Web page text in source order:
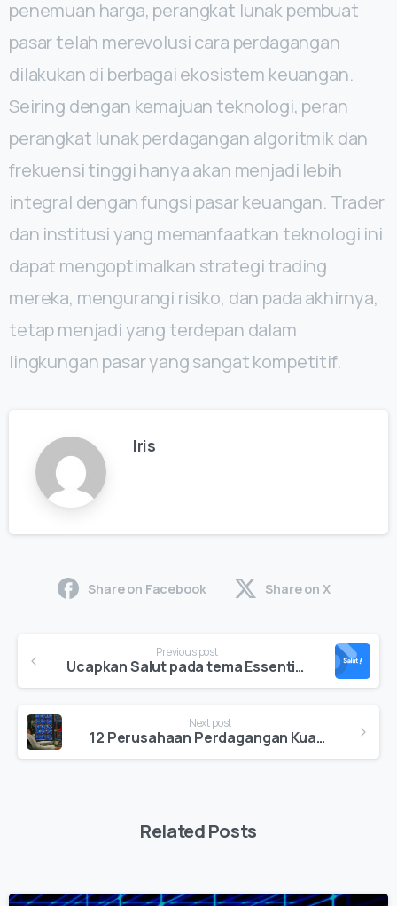
penemuan harga, perangkat lunak pembuat
pasar telah merevolusi cara perdagangan
dilakukan di berbagai ekosistem keuangan.
Seiring dengan kemajuan teknologi, peran
perangkat lunak perdagangan algoritmik dan
frekuensi tinggi hanya akan menjadi lebih
integral dengan fungsi pasar keuangan. Trader
dan institusi yang memanfaatkan teknologi ini
dapat mengoptimalkan strategi trading
mereka, mengurangi risiko, dan pada akhirnya,
tetap menjadi yang terdepan dalam
lingkungan pasar yang sangat kompetitif.
Iris
Share on Facebook Share on X
Reading
Previous post
Ucapkan Salut pada tema Essentials
Next post
12 Perusahaan Perdagangan Kuantitatif Terbaik pada tahun 2025
Related Posts